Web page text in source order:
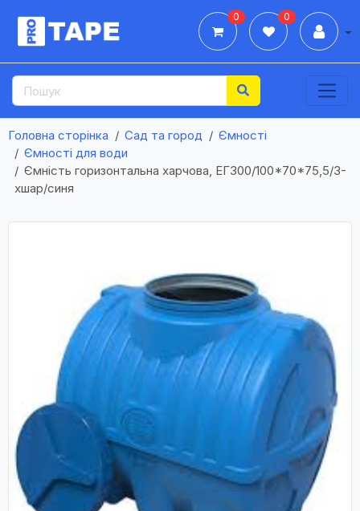
0 0
Головна сторінка Сад та город
Ємності
Ємності для води
Ємність горизонтальна харчова, ЕГ300/100*70*75,5/3-
хшар/синя